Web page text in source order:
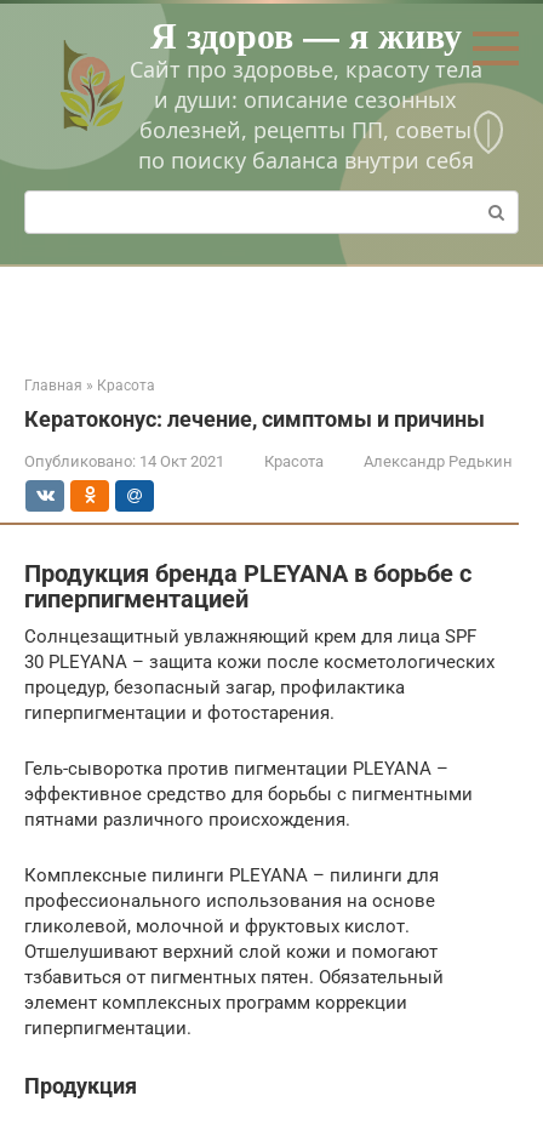
Перейти
контенту
Я здоров — я живу
Сайт про здоровье, красоту тела
и души: описание сезонных
болезней, рецепты ПП, советы
по поиску баланса внутри себя
Поиск:
Главная » Красота
Кератоконус: лечение, симптомы и причины
Опубликовано: 14 Окт 2021 Красота Александр Редькин
Продукция бренда PLEYANA в борьбе с
гиперпигментацией
Солнцезащитный увлажняющий крем для лица SPF
30 PLEYANA – защита кожи после косметологических
процедур, безопасный загар, профилактика
гиперпигментации и фотостарения.
Гель-сыворотка против пигментации PLEYANA –
эффективное средство для борьбы с пигментными
пятнами различного происхождения.
Комплексные пилинги PLEYANA – пилинги для
профессионального использования на основе
гликолевой, молочной и фруктовых кислот.
Отшелушивают верхний слой кожи и помогают
тзбавиться от пигментных пятен. Обязательный
элемент комплексных программ коррекции
гиперпигментации.
Продукция